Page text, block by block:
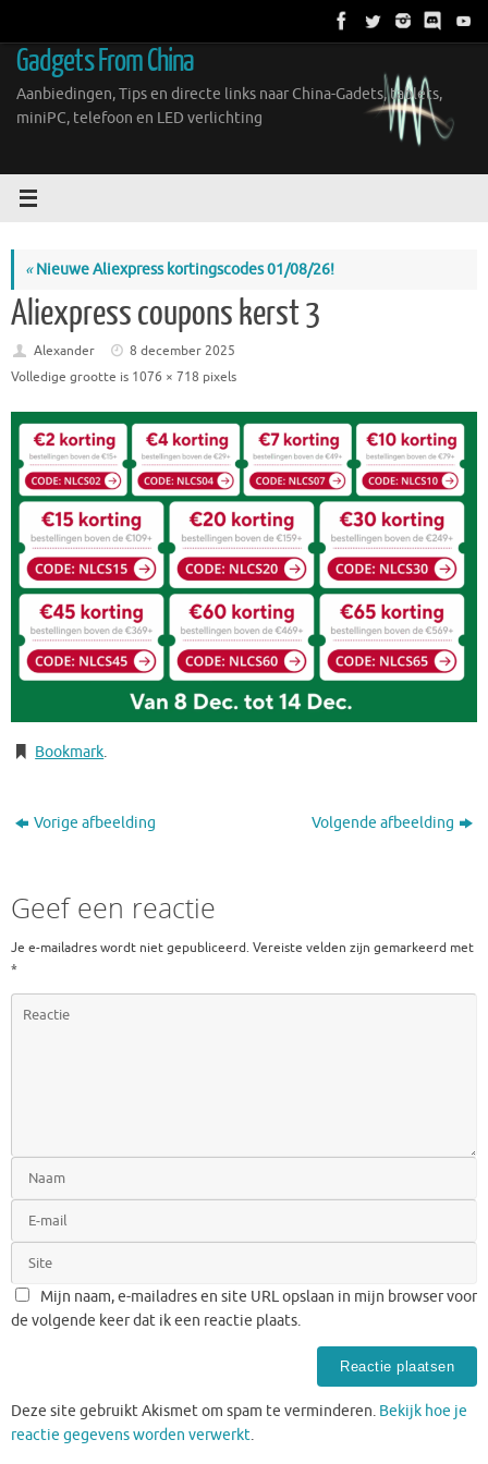
inhoud
Gadgets From China
Aanbiedingen, Tips en directe links naar China-Gadets, tablets,
miniPC, telefoon en LED verlichting
«Nieuwe Aliexpress kortingscodes 01/08/26!
Aliexpress coupons kerst 3
Alexander
8 december 2025
Volledige grootte is 1076 × 718 pixels
Bookmark.
Vorige afbeelding Volgende afbeelding
Geef een reactie
Je e-mailadres wordt niet gepubliceerd. Vereiste velden zijn gemarkeerd met
*
Mijn naam, e-mailadres en site URL opslaan in mijn browser voor
de volgende keer dat ik een reactie plaats.
Deze site gebruikt Akismet om spam te verminderen. Bekijk hoe je
reactie gegevens worden verwerkt.